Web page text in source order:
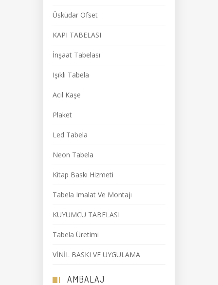
Üsküdar Ofset
KAPI TABELASI
İnşaat Tabelası
Işıklı Tabela
Acil Kaşe
Plaket
Led Tabela
Neon Tabela
Kitap Baskı Hizmeti
Tabela Imalat Ve Montajı
KUYUMCU TABELASI
Tabela Üretimi
VİNİL BASKI VE UYGULAMA
AMBALAJ